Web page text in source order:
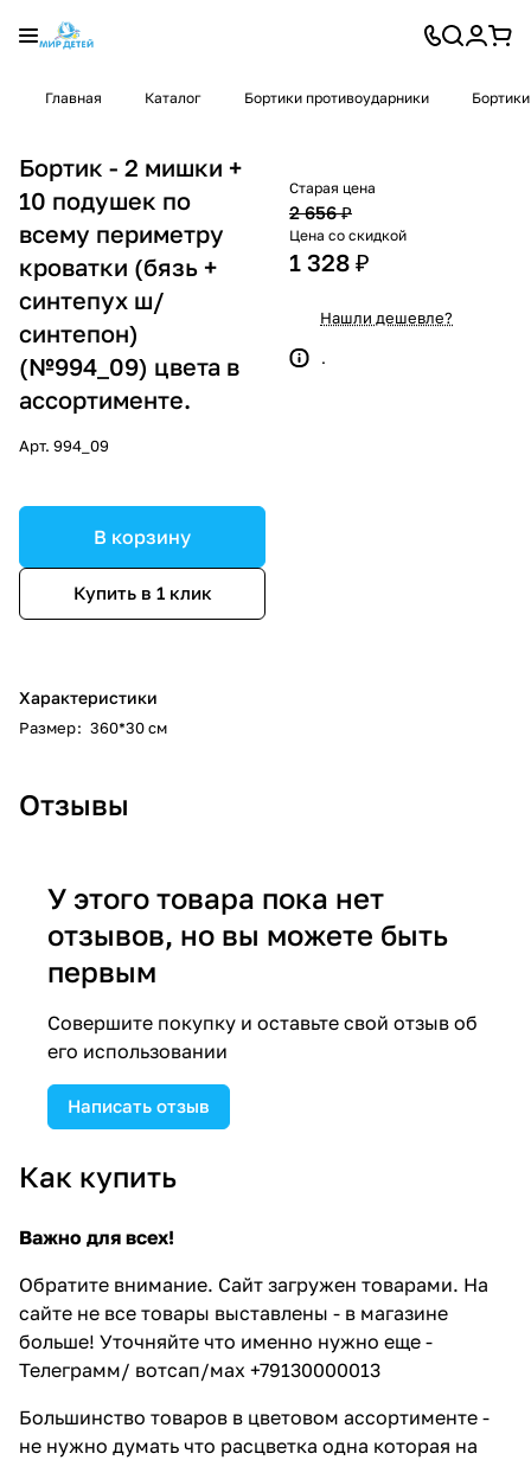
Главная Каталог Бортики противоударники
Бортик - 2 мишки +
10 подушек по
всему периметру
кроватки (бязь +
синтепух ш/
синтепон)
(№994_09) цвета в
ассортименте.
Арт. 994_09
В корзину
Купить в 1 клик
Характеристики
Размер: 360*30 см
Старая цена
2 656 ₽
Цена со скидкой
1 328 ₽
Нашли дешевле?
.
Отзывы
У этого товара пока нет
отзывов, но вы можете быть
первым
Совершите покупку и оставьте свой отзыв об
его использовании
Написать отзыв
Как купить
Важно для всех!
Обратите внимание. Сайт загружен товарами. На
сайте не все товары выставлены - в магазине
больше! Уточняйте что именно нужно еще -
Телеграмм/ вотсап/мах +79130000013
Большинство товаров в цветовом ассортименте -
не нужно думать что расцветка одна которая на